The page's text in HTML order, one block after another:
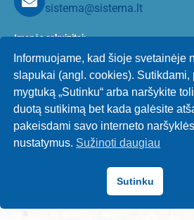
sistema@sistema.lt
Įmonės rekvizitai:
UAB Sistema
Įm. kodas.: 173821771
PVM kodas: LT738217716
J. Janonio g. 30, Skuodas, LT98113
a/s LT524010044700050250 (Luminor)
a/s LT267300010002579206 (Swedbank)
Informuojame, kad šioje svetainėje
slapukai (angl. cookies). Sutikdami,
mygtuką „Sutinku“ arba naršykite
duotą sutikimą bet kada galėsite
pakeisdami savo interneto naršyklės
nustatymus. Sužinoti daugiau
Sutinku